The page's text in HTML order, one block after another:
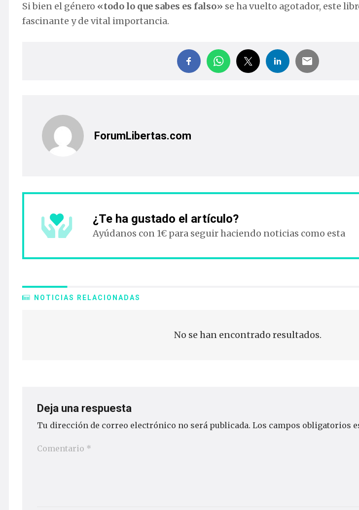
Si bien el género «todo lo que sabes es falso» se ha vuelto agotador, este
fascinante y de vital importancia.
ForumLibertas.com
¿Te ha gustado el artículo?
Ayúdanos con 1€ para seguir haciendo noticias como esta
NOTICIAS RELACIONADAS
No se han encontrado resultados.
Deja una respuesta
Tu dirección de correo electrónico no será publicada. Los campos obligatorios